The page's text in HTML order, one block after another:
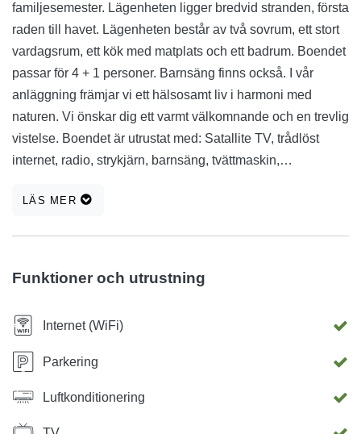
familjesemester. Lägenheten ligger bredvid stranden, första
raden till havet. Lägenheten består av två sovrum, ett stort
vardagsrum, ett kök med matplats och ett badrum. Boendet
passar för 4 + 1 personer. Barnsäng finns också. I vår
anläggning främjar vi ett hälsosamt liv i harmoni med
naturen. Vi önskar dig ett varmt välkomnande och en trevlig
vistelse. Boendet är utrustat med: Satallite TV, trådlöst
internet, radio, strykjärn, barnsäng, tvättmaskin,
tålliga i boende finns det en luftkonditionering. Gästerna
finns i fastigheten. Wi-fi är gratis. Luftkonditionering ingår i
LÄS MER
Funktioner och utrustning
Internet (WiFi)
Parkering
Luftkonditionering